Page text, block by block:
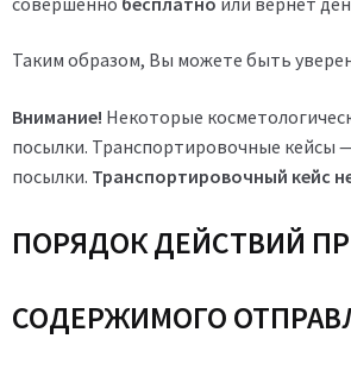
Таким образом, Вы можете быть
Внимание! Некоторые
посылки. Транспортировочные кейсы
посылки. Транспортировочный кейс
ПОРЯДОК ДЕЙСТВИЙ
СОДЕРЖИМОГО